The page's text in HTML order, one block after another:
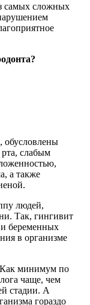
самых сложных
обусловлены
рта, слабым
а также
людей,
Так, гингивит
и беременных
в организме
Как минимум по
чаще, чем
стадии. А
гораздо